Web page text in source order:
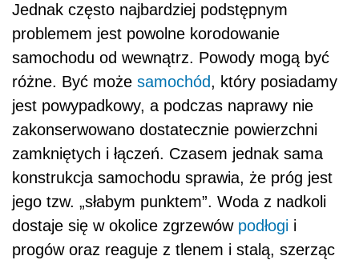
Jednak często najbardziej podstępnym
problemem jest powolne korodowanie
samochodu od wewnątrz. Powody mogą być
różne. Być może samochód, który posiadamy
jest powypadkowy, a podczas naprawy nie
zakonserwowano dostatecznie powierzchni
zamkniętych i łączeń. Czasem jednak sama
konstrukcja samochodu sprawia, że próg jest
jego tzw. „słabym punktem”. Woda z nadkoli
dostaje się w okolice zgrzewów podłogi i
progów oraz reaguje z tlenem i stalą, szerząc